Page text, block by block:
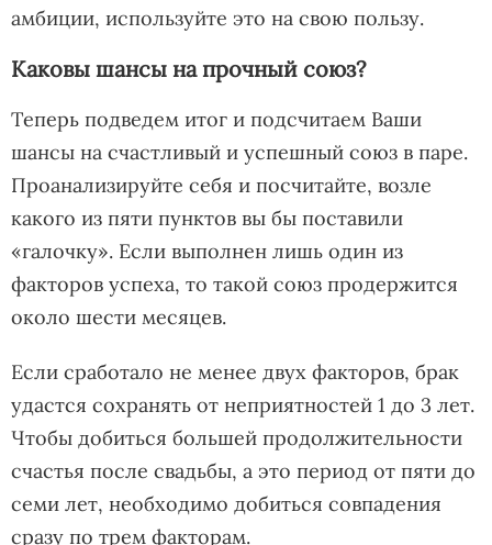
амбиции, используйте это на свою пользу.
Каковы шансы на прочный союз?
Теперь подведем итог и подсчитаем Ваши
шансы на счастливый и успешный союз в паре.
Проанализируйте себя и посчитайте, возле
какого из пяти пунктов вы бы поставили
«галочку». Если выполнен лишь один из
факторов успеха, то такой союз продержится
около шести месяцев.
Если сработало не менее двух факторов, брак
удастся сохранять от неприятностей 1 до 3 лет.
Чтобы добиться большей продолжительности
счастья после свадьбы, а это период от пяти до
семи лет, необходимо добиться совпадения
сразу по трем факторам.